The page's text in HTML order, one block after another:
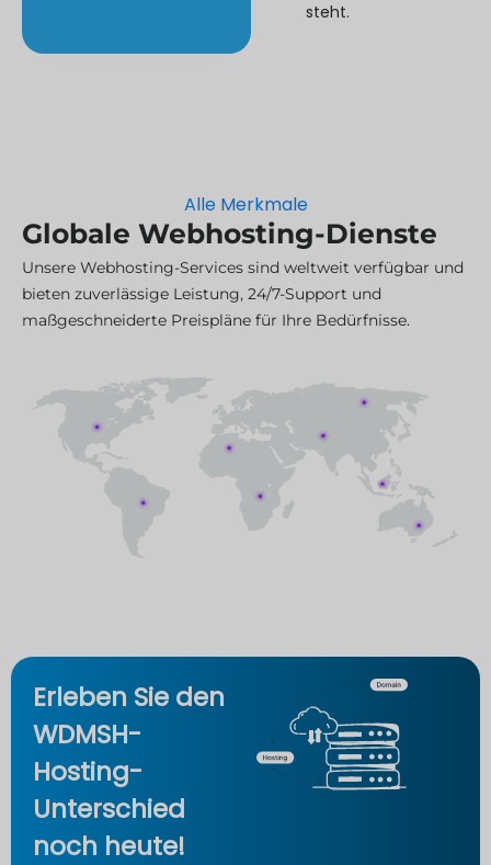
steht.
Alle Merkmale
Globale Webhosting-Dienste
Unsere Webhosting-Services sind weltweit verfügbar und
bieten zuverlässige Leistung, 24/7-Support und
maßgeschneiderte Preispläne für Ihre Bedürfnisse.
Erleben Sie den
WDMSH-
Hosting-
Unterschied
noch heute!